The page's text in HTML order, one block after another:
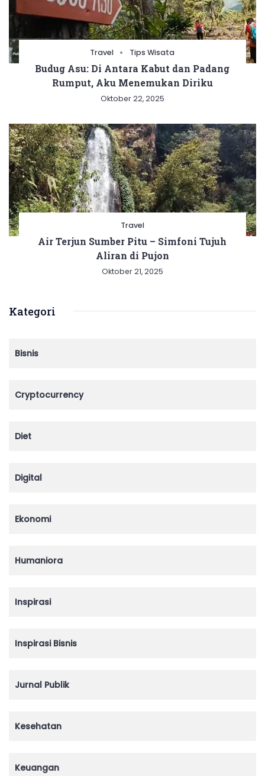
Travel Tips Wisata
Budug Asu: Di Antara Kabut dan Padang
Rumput, Aku Menemukan Diriku
Oktober 22, 2025
Travel
Air Terjun Sumber Pitu – Simfoni Tujuh
Aliran di Pujon
Oktober 21, 2025
Kategori
Bisnis
Cryptocurrency
Diet
Digital
Ekonomi
Humaniora
Inspirasi
Inspirasi Bisnis
Jurnal Publik
Kesehatan
Keuangan